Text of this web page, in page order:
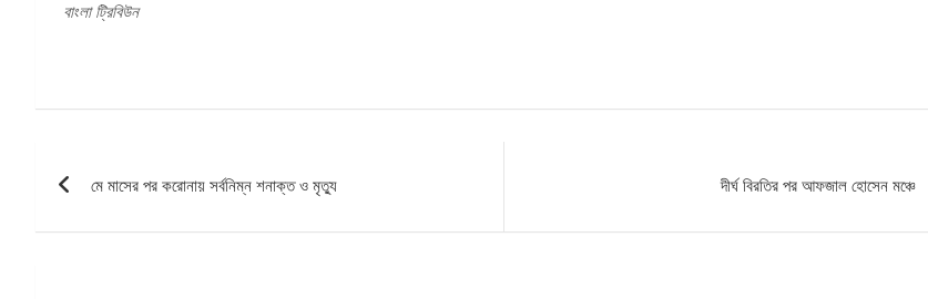
বাংলা ট্রিবিউন
মে মাসের পর করোনায় সর্বনিম্ন শনাক্ত ও মৃত্যু দীর্ঘ বিরতির পর আফজাল হোসেন মঞ্চে